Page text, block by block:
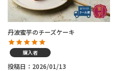
丹波蜜芋のチーズケーキ
購入者
投稿日 2026/01/13